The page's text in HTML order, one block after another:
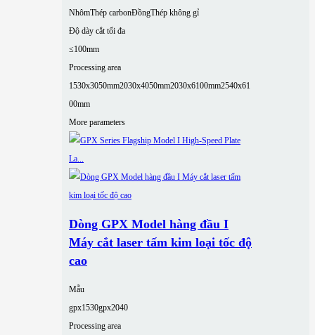
NhômThép carbonĐồngThép không gỉ
Độ dày cắt tối đa
≤100mm
Processing area
1530x3050mm2030x4050mm2030x6100mm2540x61
00mm
More parameters
Dòng GPX Model hàng đầu I
Máy cắt laser tấm kim loại tốc độ
cao
Mẫu
gpx1530gpx2040
Processing area